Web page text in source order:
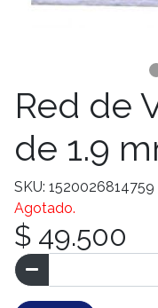
Red de
de 1.9
SKU: 1520026814759
Agotado.
$ 49.500